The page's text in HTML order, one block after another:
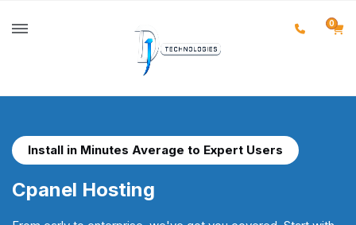
0
Install in Minutes Average to Expert Users
Cpanel Hosting